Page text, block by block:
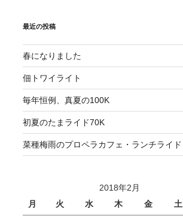
最近の投稿
春になりました
佃トワイライト
毎年恒例、真夏の100K
初夏のたまライド70K
菜種梅雨のプロペラカフェ・ランチライド
2018年2月
月
火 水 木 金 土